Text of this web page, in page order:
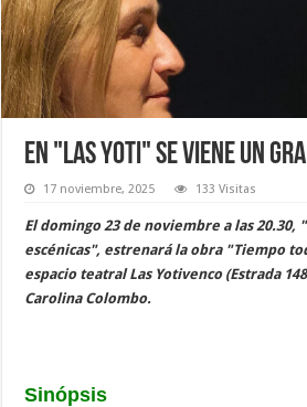
En "Las Yoti" se viene un
17 noviembre, 2025 133 Visitas
El domingo 23 de noviembre a las 20.30,
escénicas", estrenará la obra "Tiempo
espacio teatral Las Yotivenco (Estrada
Carolina Colombo.
Sinópsis